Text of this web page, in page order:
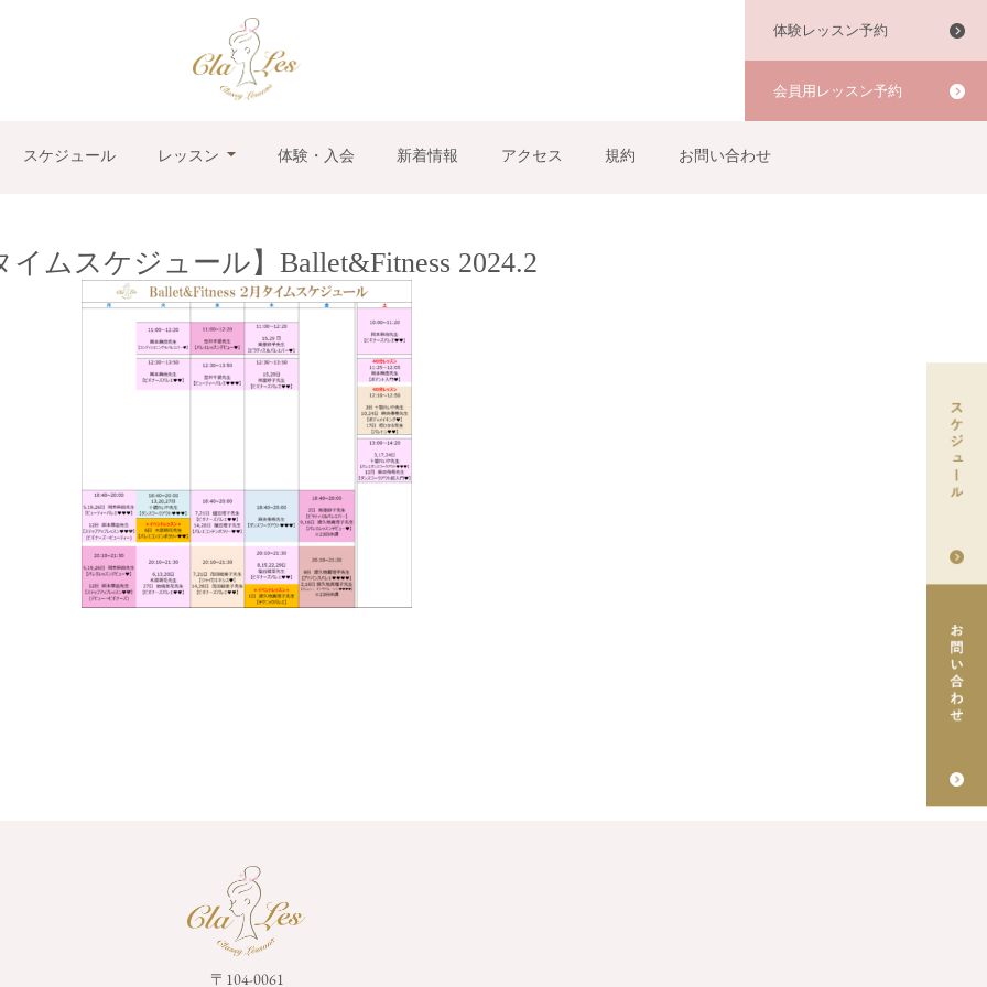
体験レッスン予約
会員用レッスン予約
スケジュール レッスン 体験・入会 新着情報 アクセス 規約 お問い合わせ
イムスケジュール】Ballet&Fitness 2024.2
〒104-0061